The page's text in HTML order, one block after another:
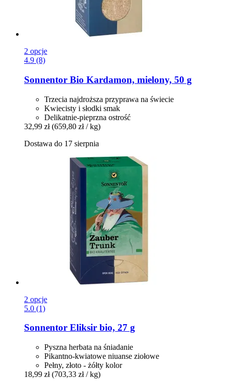
2 opcje
4.9 (8)
Sonnentor Bio Kardamon, mielony, 50 g
Trzecia najdroższa przyprawa na świecie
Kwiecisty i słodki smak
Delikatnie-pieprzna ostrość
32,99 zł (659,80 zł / kg)
Dostawa do 17 sierpnia
2 opcje
5.0 (1)
Sonnentor Eliksir bio, 27 g
Pyszna herbata na śniadanie
Pikantno-kwiatowe niuanse ziołowe
Pełny, złoto - żółty kolor
18,99 zł (703,33 zł / kg)